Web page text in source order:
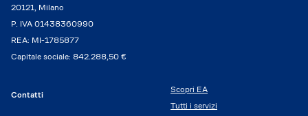
20121, Milano
P. IVA 01438360990
REA: MI-1785877
Capitale sociale: 842.288,50 €
Contatti
Scopri EA
Tutti i servizi